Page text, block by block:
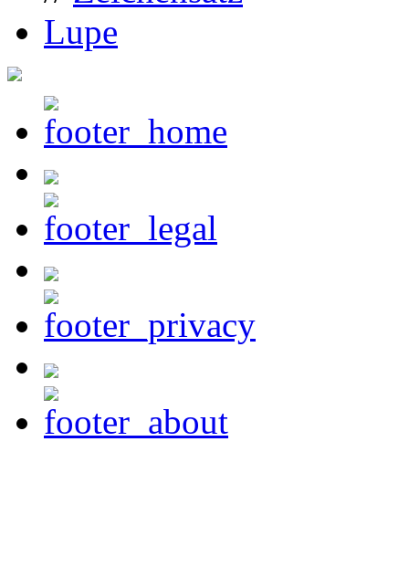
Lupe